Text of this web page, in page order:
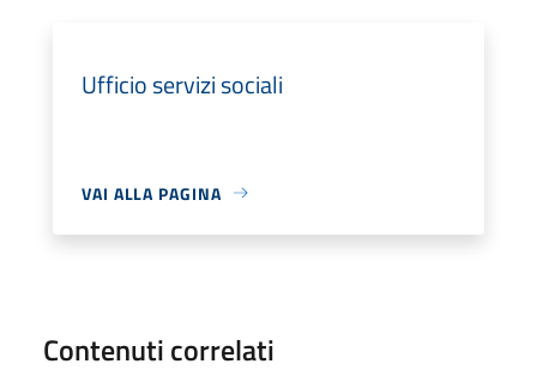
Ufficio servizi sociali
VAI ALLA PAGINA
Contenuti correlati